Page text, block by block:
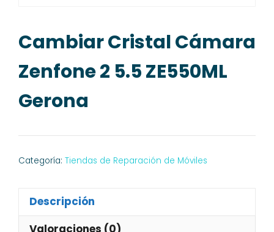
Cambiar Cristal Cámara
Zenfone 2 5.5 ZE550ML
Gerona
Categoría: Tiendas de Reparación de Móviles
Descripción
Valoraciones (0)